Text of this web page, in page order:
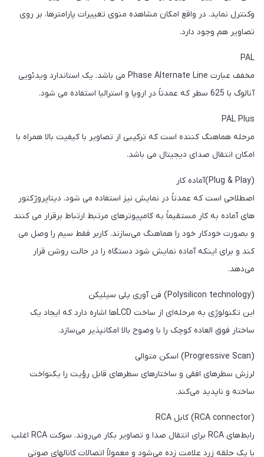
وکنترل نماید. در واقع امکان مشاهده منوی تغییرات پارامترها، بر روی
تصاویر هم وجود دارد.
PAL
مخفف عبارت Phase Alternate Line می باشد. یک استاندارد ویدئویی
آنالوگ با 625 سطر که عمدتاً در اروپا و استرالیا استفاده می شود.
PAL Plus
مرحله هماهنگ کننده است که ترکیبی از تصاویر با کیفیت بالا همراه با
امکان انتقال صدای دیجیتال می‌ باشد.
(Plug & Play)آماده کار
اصطلاحی است که عمدتاً در نمایش نیز استفاده می شود. دیتاپروژکتور
های آماده به کار مستقیماً به کامپیوترهای مرتبط ارتباط برقرار می کنند
و بصورت خودکار خود را هماهنگ می‌سازند. کاربر فقط سیم را وصل می
کند و برای اینکه آماده نمایش شود دستگاه را در حالت روشن قرار
می‌دهد.
(Polysilicon technology) فن آوری پلی سیلیکن
این تکنولوژی به مرحله‌ای از ساخت LCDها اشاره دارد که ایجاد یک
ساختار فوق العاده کوچک را با وضوح بالا امکانپذیر می‌سازد.
(Progressive Scan) اسکن متوالی
لرزش سطرهای افقی و ساختارهای سطرهای قابل رؤیت را یکنواخت
ساخته و ناپدید می‌کند.
(RCA connector) کابل RCA
رابط‌های RCA برای انتقال صدا و تصاویر بکار می‌روند. سوکت RCA اغلب
با یک حلقه زرد علامت زده‌ می‌شود و معمولاً اتصالات کانالهای صوتی